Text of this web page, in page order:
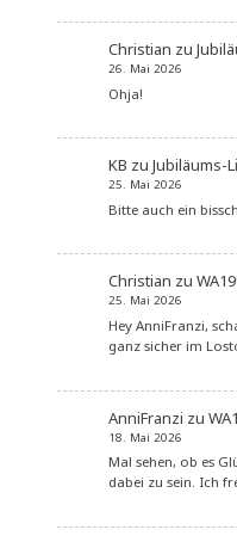
Christian zu
26. Mai 2026
Ohja!
KB zu Jubiläums-
25. Mai 2026
Bitte auch ein
Christian zu
25. Mai 2026
Hey AnniFranzi,
ganz sicher im
AnniFranzi zu
18. Mai 2026
Mal sehen, ob es
dabei zu sein. Ich